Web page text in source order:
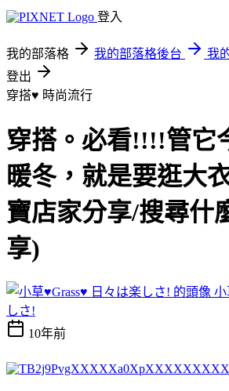
登入
我的部落格 我的部落格後台
我
登出
穿搭♥ 時尚流行
穿搭。必看!!!!管它
暖冬，就是要逛大
寶店家分享/搜尋什
享)
小
しさ!
10年前